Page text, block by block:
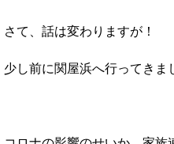
さて、話は変わりますが！
少し前に関屋浜へ行ってきま